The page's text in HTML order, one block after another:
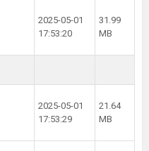
2025-05-01
17:53:20
31.99
MB
2025-05-01
17:53:29
21.64
MB